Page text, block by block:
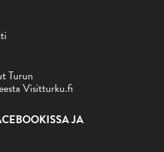
Turun
Visitturku.fi
JA